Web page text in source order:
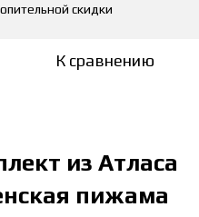
скидки
К сравнению
из Атласа
пижама